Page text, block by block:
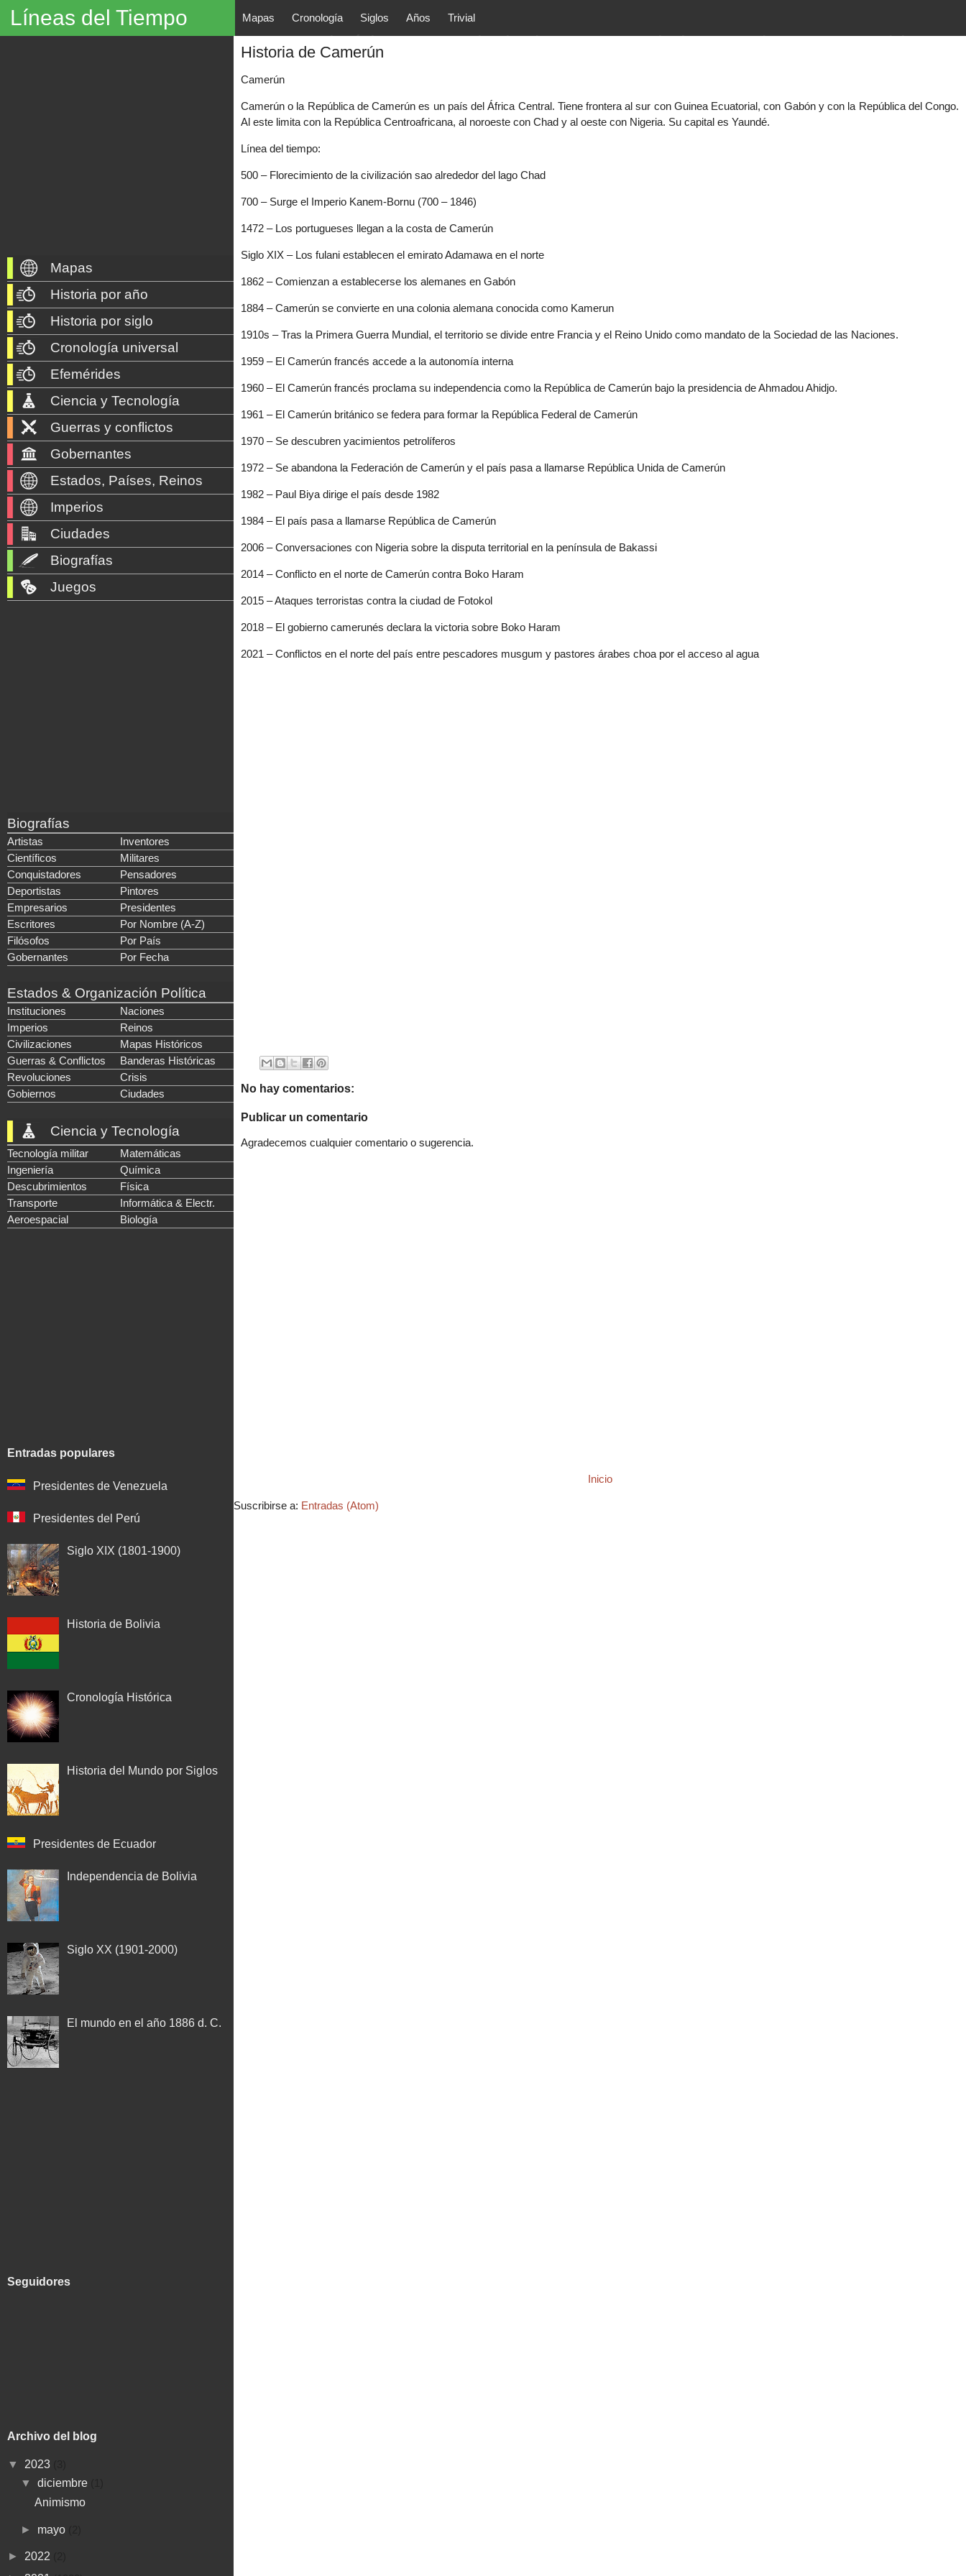
Líneas del Tiempo
Líneas del Tiempo, Mapas Históricos y principales acontecimientos (guerras, gobiernos,
descubrimientos, exploraciones, política, arte, cultura, etc.) de la historia de la humanidad desde el
año 3000 a. C. hasta nuestros días.
Mapas Cronología Siglos Años Trivial
Historia de Camerún
Camerún
Camerún o la República de Camerún es un país del África Central. Tiene frontera al sur con Guinea Ecuatorial, con Gabón y con la República del Congo.
Al este limita con la República Centroafricana, al noroeste con Chad y al oeste con Nigeria. Su capital es Yaundé.
Línea del tiempo:
500 – Florecimiento de la civilización sao alrededor del lago Chad
700 – Surge el Imperio Kanem-Bornu (700 – 1846)
1472 – Los portugueses llegan a la costa de Camerún
Siglo XIX – Los fulani establecen el emirato Adamawa en el norte
1862 – Comienzan a establecerse los alemanes en Gabón
1884 – Camerún se convierte en una colonia alemana conocida como Kamerun
1910s – Tras la Primera Guerra Mundial, el territorio se divide entre Francia y el Reino Unido como mandato de la Sociedad de las Naciones.
1959 – El Camerún francés accede a la autonomía interna
1960 – El Camerún francés proclama su independencia como la República de Camerún bajo la presidencia de Ahmadou Ahidjo.
1961 – El Camerún británico se federa para formar la República Federal de Camerún
1970 – Se descubren yacimientos petrolíferos
1972 – Se abandona la Federación de Camerún y el país pasa a llamarse República Unida de Camerún
1982 – Paul Biya dirige el país desde 1982
1984 – El país pasa a llamarse República de Camerún
2006 – Conversaciones con Nigeria sobre la disputa territorial en la península de Bakassi
2014 – Conflicto en el norte de Camerún contra Boko Haram
2015 – Ataques terroristas contra la ciudad de Fotokol
2018 – El gobierno camerunés declara la victoria sobre Boko Haram
2021 – Conflictos en el norte del país entre pescadores musgum y pastores árabes choa por el acceso al agua
No hay comentarios:
Publicar un comentario
Agradecemos cualquier comentario o sugerencia.
Inicio
Suscribirse a: Entradas (Atom)
Mapas
Historia por año
Historia por siglo
Cronología universal
Efemérides
Ciencia y Tecnología
Guerras y conflictos
Gobernantes
Estados, Países, Reinos
Imperios
Ciudades
Biografías
Juegos
Biografías
Artistas
Inventores
Científicos
Militares
Conquistadores
Pensadores
Deportistas
Pintores
Empresarios
Presidentes
Escritores
Por Nombre (A-Z)
Filósofos
Por País
Gobernantes
Por Fecha
Estados & Organización Política
Instituciones
Naciones
Imperios
Reinos
Civilizaciones
Mapas Históricos
Guerras & Conflictos
Banderas Históricas
Revoluciones
Crisis
Gobiernos
Ciudades
Ciencia y Tecnología
Tecnología militar
Matemáticas
Ingeniería
Química
Descubrimientos
Física
Transporte
Informática & Electr.
Aeroespacial
Biología
Entradas populares
Presidentes de Venezuela
Presidentes del Perú
Siglo XIX (1801-1900)
Historia de Bolivia
Cronología Histórica
Historia del Mundo por Siglos
Presidentes de Ecuador
Independencia de Bolivia
Siglo XX (1901-2000)
El mundo en el año 1886 d. C.
Seguidores
Archivo del blog
▼ 2023
▼ diciembre
Animismo
► mayo
► 2022